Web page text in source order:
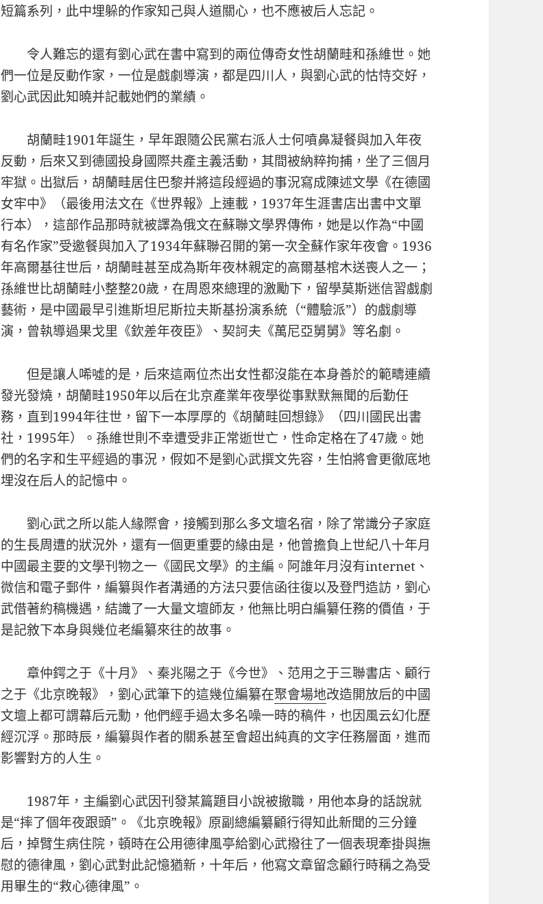
短篇系列，此中埋躲的作家知己與人道關心，也不應被后人忘記。
令人難忘的還有劉心武在書中寫到的兩位傳奇女性胡蘭畦和孫維世。她
們一位是反動作家，一位是戲劇導演，都是四川人，與劉心武的怙恃交好，
劉心武因此知曉并記載她們的業績。
胡蘭畦1901年誕生，早年跟隨公民黨右派人士何噴鼻凝餐與加入年夜
反動，后來又到德國投身國際共產主義活動，其間被納粹拘捕，坐了三個月
牢獄。出獄后，胡蘭畦居住巴黎并將這段經過的事況寫成陳述文學《在德國
女牢中》（最後用法文在《世界報》上連載，1937年生涯書店出書中文單
行本），這部作品那時就被譯為俄文在蘇聯文學界傳佈，她是以作為“中國
有名作家”受邀餐與加入了1934年蘇聯召開的第一次全蘇作家年夜會。1936
年高爾基往世后，胡蘭畦甚至成為斯年夜林親定的高爾基棺木送喪人之一；
孫維世比胡蘭畦小整整20歲，在周恩來總理的激勵下，留學莫斯迷信習戲劇
藝術，是中國最早引進斯坦尼斯拉夫斯基扮演系統（“體驗派”）的戲劇導
演，曾執導過果戈里《欽差年夜臣》、契訶夫《萬尼亞舅舅》等名劇。
但是讓人唏噓的是，后來這兩位杰出女性都沒能在本身善於的範疇連續
發光發燒，胡蘭畦1950年以后在北京產業年夜學從事默默無聞的后勤任
務，直到1994年往世，留下一本厚厚的《胡蘭畦回想錄》（四川國民出書
社，1995年）。孫維世則不幸遭受非正常逝世亡，性命定格在了47歲。她
們的名字和生平經過的事況，假如不是劉心武撰文先容，生怕將會更徹底地
埋沒在后人的記憶中。
劉心武之所以能人緣際會，接觸到那么多文壇名宿，除了常識分子家庭
的生長周遭的狀況外，還有一個更重要的緣由是，他曾擔負上世紀八十年月
中國最主要的文學刊物之一《國民文學》的主編。阿誰年月沒有internet、
微信和電子郵件，編纂與作者溝通的方法只要信函往復以及登門造訪，劉心
武借著約稿機遇，結識了一大量文壇師友，他無比明白編纂任務的價值，于
是記敘下本身與幾位老編纂來往的故事。
章仲鍔之于《十月》、秦兆陽之于《今世》、范用之于三聯書店、顧行
之于《北京晚報》，劉心武筆下的這幾位編纂在聚會場地改造開放后的中國
文壇上都可謂幕后元勳，他們經手過太多名噪一時的稿件，也因風云幻化歷
經沉浮。那時辰，編纂與作者的關系甚至會超出純真的文字任務層面，進而
影響對方的人生。
1987年，主編劉心武因刊發某篇題目小說被撤職，用他本身的話說就
是“摔了個年夜跟頭”。《北京晚報》原副總編纂顧行得知此新聞的三分鐘
后，掉臂生病住院，頓時在公用德律風亭給劉心武撥往了一個表現牽掛與撫
慰的德律風，劉心武對此記憶猶新，十年后，他寫文章留念顧行時稱之為受
用畢生的“救心德律風”。